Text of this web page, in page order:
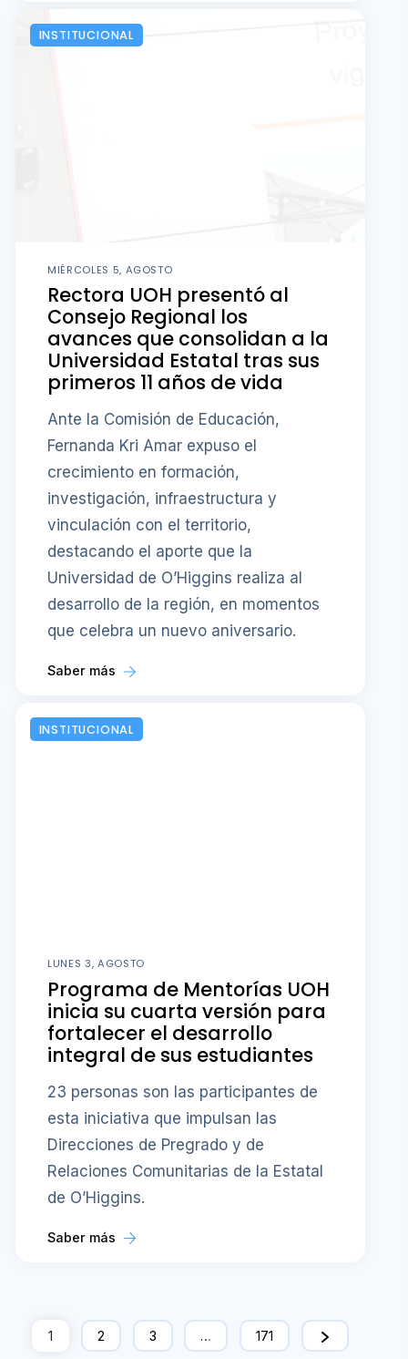
INSTITUCIONAL
MIÉRCOLES 5, AGOSTO
Rectora UOH presentó al
Consejo Regional los
avances que consolidan a la
Universidad Estatal tras sus
primeros 11 años de vida
Ante la Comisión de Educación,
Fernanda Kri Amar expuso el
crecimiento en formación,
investigación, infraestructura y
vinculación con el territorio,
destacando el aporte que la
Universidad de O’Higgins realiza al
desarrollo de la región, en momentos
que celebra un nuevo aniversario.
Saber más
INSTITUCIONAL
LUNES 3, AGOSTO
Programa de Mentorías UOH
inicia su cuarta versión para
fortalecer el desarrollo
integral de sus estudiantes
23 personas son las participantes de
esta iniciativa que impulsan las
Direcciones de Pregrado y de
Relaciones Comunitarias de la Estatal
de O’Higgins.
Saber más
1 2 3 … 171